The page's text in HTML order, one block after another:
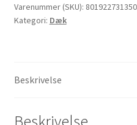
Varenummer (SKU):
Kategori: Dæk
Beskrivelse